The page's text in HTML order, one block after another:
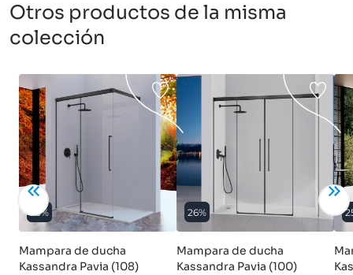
Otros productos de la misma
colección
25%
Mampara de ducha
Kassandra Pavia (108)
26%
Mampara de ducha
Kassandra Pavia (100)